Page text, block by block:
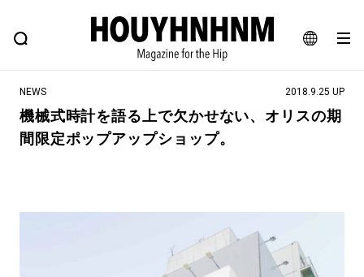
JA
EN
FEATURE BLOG SNAP
ヒップなファッション、カルチャー、ライフスタイルWEBマガジン
#マイナーグッド図鑑
#MONTHLY JOURNAL
NEWS 2018.9.25 UP
機械式時計を語る上で欠かせない、オリスの期
間限定ポップアップショップ。